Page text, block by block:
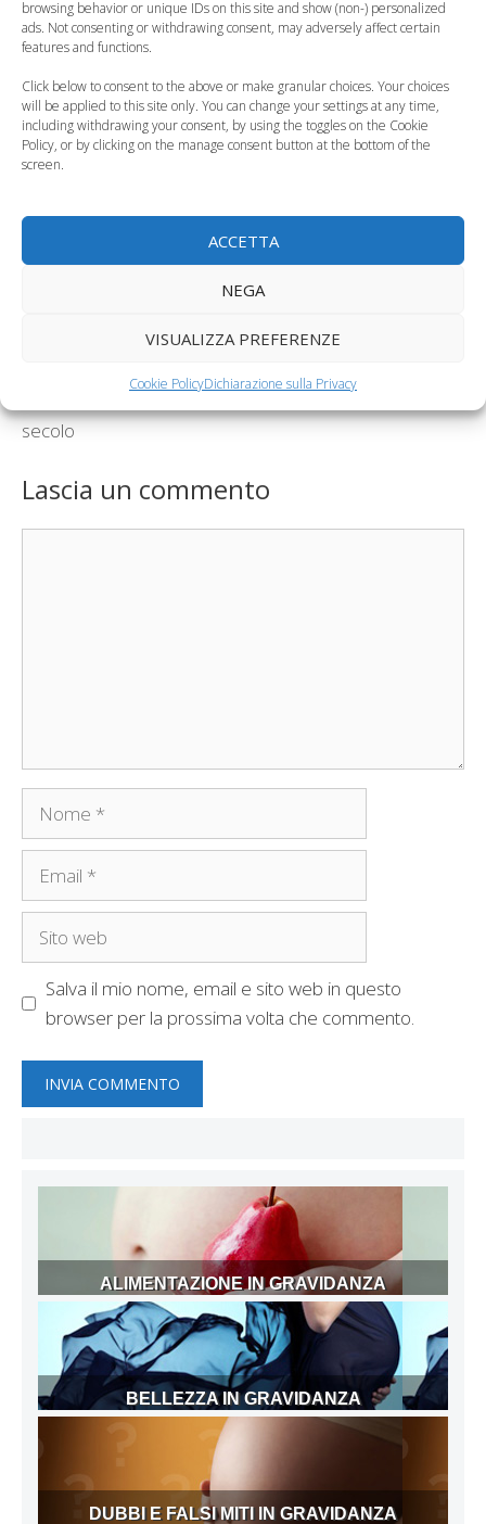
browsing behavior or unique IDs on this site and show (non-) personalized
ads. Not consenting or withdrawing consent, may adversely affect certain
features and functions.
Click below to consent to the above or make granular choices. Your choices
will be applied to this site only. You can change your settings at any time,
including withdrawing your consent, by using the toggles on the Cookie
Policy, or by clicking on the manage consent button at the bottom of the
screen.
ACCETTA
NEGA
VISUALIZZA PREFERENZE
Cookie PolicyDichiarazione sulla Privacy
innamorati
poesie per i bambini
San Valentino con il
festeggiarlo
te
Categorie
Curiosità, News, ecc.,Fiabe e filastrocche
san valentino
Carnevale per i bambini, il vademecum degli
Francesco e Giulia, i nomi più in voga del nuovo
secolo
Lascia un commento
Nome
Email
Sito
Salva il mio nome, email e sito web in questo
browser per la prossima volta che commento.
ALIMENTAZIONE IN GRAVIDANZA
BELLEZZA IN GRAVIDANZA
DUBBI E FALSI MITI IN GRAVIDANZA